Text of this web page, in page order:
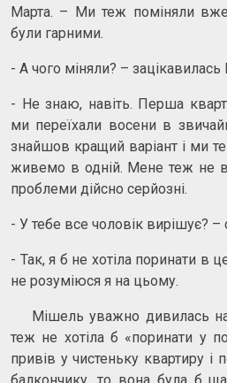
Марта. – Ми теж поміняли вже
були гарними.
- А чого міняли? –
- Не знаю, навіть. Перша
ми переїхали восени в
знайшов кращий варіант і ми
живемо в одній. Мене теж не
проблеми дійсно серйозні.
- У тебе все чоловік вирішує?
- Так, я б не хотіла поринати в
не розуміюся я на цьому.
Мішель уважно дивилась на
теж не хотіла б «поринати у
привів у чистеньку квартиру і
балкончику, то вона була б